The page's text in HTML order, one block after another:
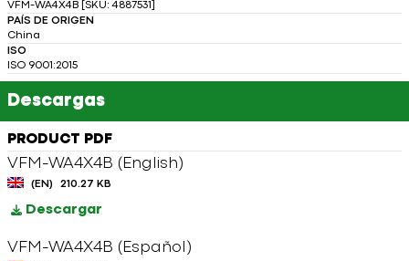
VFM-WA4X4B [SKU: 4887531]
PAÍS DE ORIGEN
China
ISO
ISO 9001:2015
Descargas
PRODUCT PDF
VFM-WA4X4B (English)
(EN) 210.27 KB
Descargar
VFM-WA4X4B (Español)